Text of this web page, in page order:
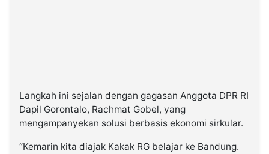
Langkah ini sejalan dengan gagasan Anggota DPR RI
Dapil Gorontalo, Rachmat Gobel, yang
mengampanyekan solusi berbasis ekonomi sirkular.
“Kemarin kita diajak Kakak RG belajar ke Bandung.